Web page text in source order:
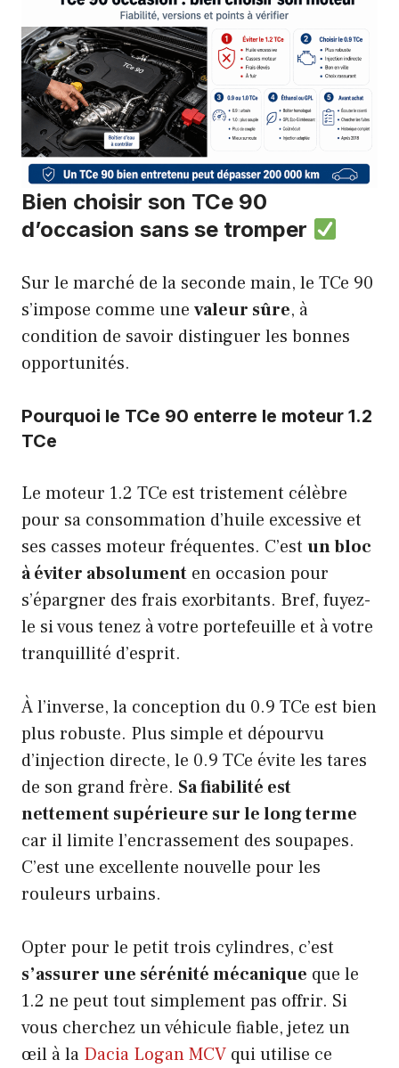
Bien choisir son TCe 90
d’occasion sans se tromper
Sur le marché de la seconde main, le TCe 90
s’impose comme une valeur sûre, à
condition de savoir distinguer les bonnes
opportunités.
Pourquoi le TCe 90 enterre le moteur 1.2
TCe
Le moteur 1.2 TCe est tristement célèbre
pour sa consommation d’huile excessive et
ses casses moteur fréquentes. C’est un bloc
à éviter absolument en occasion pour
s’épargner des frais exorbitants. Bref, fuyez-
le si vous tenez à votre portefeuille et à votre
tranquillité d’esprit.
À l’inverse, la conception du 0.9 TCe est bien
plus robuste. Plus simple et dépourvu
d’injection directe, le 0.9 TCe évite les tares
de son grand frère. Sa fiabilité est
nettement supérieure sur le long terme
car il limite l’encrassement des soupapes.
C’est une excellente nouvelle pour les
rouleurs urbains.
Opter pour le petit trois cylindres, c’est
s’assurer une sérénité mécanique que le
1.2 ne peut tout simplement pas offrir. Si
vous cherchez un véhicule fiable, jetez un
œil à la Dacia Logan MCV qui utilise ce